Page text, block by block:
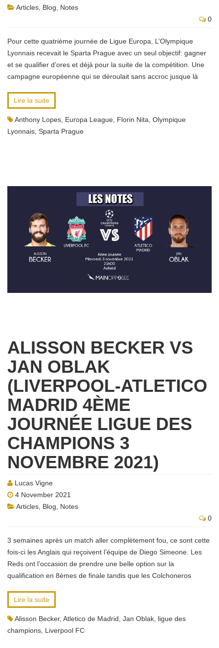
Articles Blog
Notes
0
Pour cette quatrième journée de Ligue Europa, L’Olympique
Lyonnais recevait le Sparta Prague avec un seul objectif: gagner
et se qualifier d’ores et déjà pour la suite de la compétition. Une
campagne européenne qui se déroulait sans accroc jusque là
Lire la suite
Anthony Lopes Europa League Florin Nita Olympique
Lyonnais Sparta Prague
ALISSON BECKER VS
JAN OBLAK
(LIVERPOOL-ATLETICO
MADRID 4ÈME
JOURNÉE LIGUE DES
CHAMPIONS 3
NOVEMBRE 2021)
Lucas Vigne
4 November 2021
Articles Blog
Notes
0
3 semaines après un match aller complètement fou, ce sont cette
fois-ci les Anglais qui reçoivent l’équipe de Diego Simeone. Les
Reds ont l’occasion de prendre une belle option sur la
qualification en 8èmes de finale tandis que les Colchoneros
Lire la suite
Alisson Becker, Atletico de Madrid Jan Oblak ligue des
champions Liverpool FC